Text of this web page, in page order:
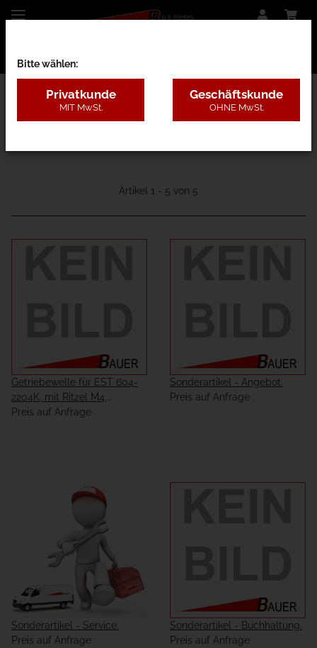
Startseite
Artikel 1 - 5 von 5
Getriebewelle für EST 604-
2204K, mit Ritzel M4,
Druckring, Reibbelägen und
Preis auf Anfrage
Sonderartikel - Angebot.
Preis auf Anfrage
Sonderartikel - Service.
Preis auf Anfrage
Sonderartikel - Buchhaltung.
Preis auf Anfrage
Bitte wählen:
Privatkunde
MIT MwSt.
Geschäftskunde
OHNE MwSt.